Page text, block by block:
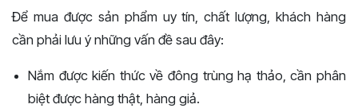
Để mua được sản phẩm uy tín, chất lượng, khách hàng
cần phải lưu ý những vấn đề sau đây:
Nắm được kiến thức về đông trùng hạ thảo, cần phân
biệt được hàng thật, hàng giả.